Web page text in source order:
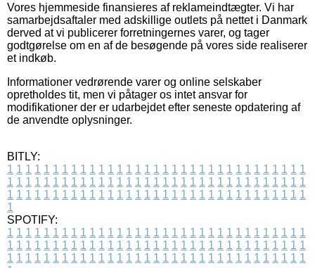
Vores hjemmeside finansieres af reklameindtægter. Vi har
samarbejdsaftaler med adskillige outlets på nettet i Danmark
derved at vi publicerer forretningernes varer, og tager
godtgørelse om en af de besøgende på vores side realiserer
et indkøb.
Informationer vedrørende varer og online selskaber
opretholdes tit, men vi påtager os intet ansvar for
modifikationer der er udarbejdet efter seneste opdatering af
de anvendte oplysninger.
BITLY:
1 1 1 1 1 1 1 1 1 1 1 1 1 1 1 1 1 1 1 1 1 1 1 1 1 1 1 1 1 1 1 1 1
1 1 1 1 1 1 1 1 1 1 1 1 1 1 1 1 1 1 1 1 1 1 1 1 1 1 1 1 1 1 1 1 1
1 1 1 1 1 1 1 1 1 1 1 1 1 1 1 1 1 1 1 1 1 1 1 1 1 1 1 1 1 1 1 1 1
1
SPOTIFY:
1 1 1 1 1 1 1 1 1 1 1 1 1 1 1 1 1 1 1 1 1 1 1 1 1 1 1 1 1 1 1 1 1
1 1 1 1 1 1 1 1 1 1 1 1 1 1 1 1 1 1 1 1 1 1 1 1 1 1 1 1 1 1 1 1 1
1 1 1 1 1 1 1 1 1 1 1 1 1 1 1 1 1 1 1 1 1 1 1 1 1 1 1 1 1 1 1 1 1